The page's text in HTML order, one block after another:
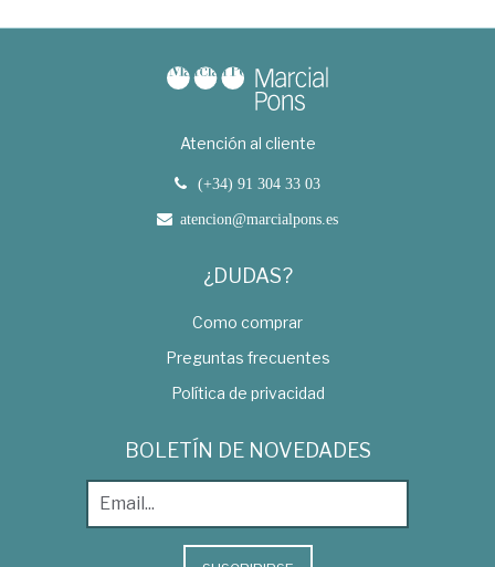
Atención al cliente
(+34) 91 304 33 03
atencion@marcialpons.es
¿DUDAS?
Como comprar
Preguntas frecuentes
Política de privacidad
BOLETÍN DE NOVEDADES